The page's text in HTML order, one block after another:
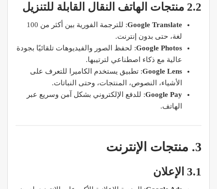
2.2 منتجات الهاتف النقال القابلة للتنزيل
Google Translate
: للترجمة الفورية بين أكثر من 100
لغة، حتى بدون إنترنت.
Google Photos: لحفظ الصور والفيديوهات تلقائيًا بجودة
عالية مع ذكاء اصطناعي لترتيبها.
Google Lens: تطبيق يستخدم الكاميرا للتعرف على
الأشياء، النصوص، المنتجات، وحتى النباتات.
Google Pay: للدفع الإلكتروني بشكل آمن وسريع عبر
الهاتف.
3. منتجات الإنترنت
3.1 الإعلان